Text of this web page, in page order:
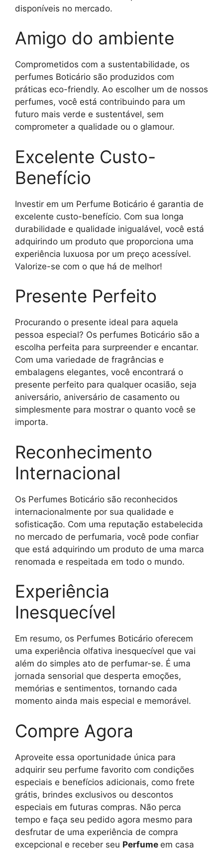
disponíveis no mercado.
Amigo do ambiente
Comprometidos com a sustentabilidade, os
perfumes Boticário são produzidos com
práticas eco-friendly. Ao escolher um de nossos
perfumes, você está contribuindo para um
futuro mais verde e sustentável, sem
comprometer a qualidade ou o glamour.
Excelente Custo-
Benefício
Investir em um Perfume Boticário é garantia de
excelente custo-benefício. Com sua longa
durabilidade e qualidade inigualável, você está
adquirindo um produto que proporciona uma
experiência luxuosa por um preço acessível.
Valorize-se com o que há de melhor!
Presente Perfeito
Procurando o presente ideal para aquela
pessoa especial? Os perfumes Boticário são a
escolha perfeita para surpreender e encantar.
Com uma variedade de fragrâncias e
embalagens elegantes, você encontrará o
presente perfeito para qualquer ocasião, seja
aniversário, aniversário de casamento ou
simplesmente para mostrar o quanto você se
importa.
Reconhecimento
Internacional
Os Perfumes Boticário são reconhecidos
internacionalmente por sua qualidade e
sofisticação. Com uma reputação estabelecida
no mercado de perfumaria, você pode confiar
que está adquirindo um produto de uma marca
renomada e respeitada em todo o mundo.
Experiência
Inesquecível
Em resumo, os Perfumes Boticário oferecem
uma experiência olfativa inesquecível que vai
além do simples ato de perfumar-se. É uma
jornada sensorial que desperta emoções,
memórias e sentimentos, tornando cada
momento ainda mais especial e memorável.
Compre Agora
Aproveite essa oportunidade única para
adquirir seu perfume favorito com condições
especiais e benefícios adicionais, como frete
grátis, brindes exclusivos ou descontos
especiais em futuras compras. Não perca
tempo e faça seu pedido agora mesmo para
desfrutar de uma experiência de compra
excepcional e receber seu Perfume em casa